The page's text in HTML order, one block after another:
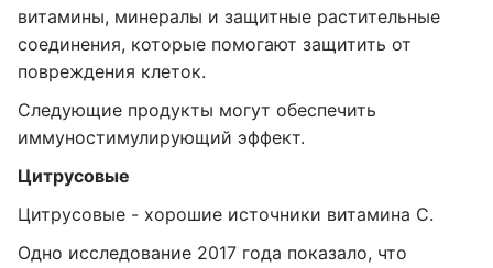
витамины, минералы и защитные растительные
соединения, которые помогают защитить от
повреждения клеток.
Следующие продукты могут обеспечить
иммуностимулирующий эффект.
Цитрусовые
Цитрусовые - хорошие источники витамина С.
Одно исследование 2017 года показало, что